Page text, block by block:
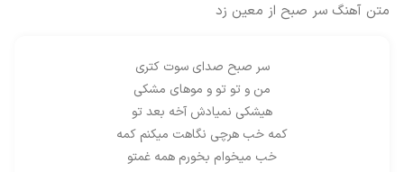
متن آهنگ سر صبح از معین زد
سر صبح صدای سوت کتری
من و تو تو و موهای مشکی
هیشکی نمیادش آخه بعد تو
کمه خب هرچی نگاهت میکنم کمه
خب میخوام بخورم همه غمتو